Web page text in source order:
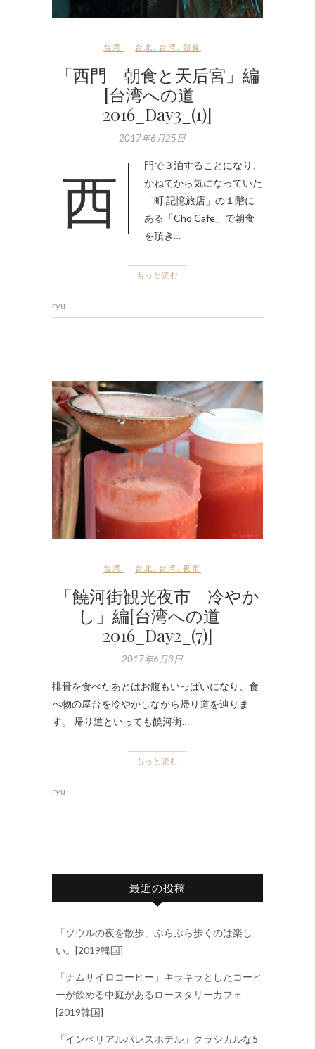
台湾 台北 台湾 朝食
「西門 朝食と天后宮」編
[台湾への道
2016_Day3_(1)]
2017年6月25日
西門で３泊することになり、
かねてから気になっていた
「町.記憶旅店」の１階に
ある「Cho Cafe」で朝食
を頂き…
もっと読む
ryu
台湾 台北 台湾 夜市
「饒河街観光夜市 冷やか
し」編[台湾への道
2016_Day2_(7)]
2017年6月3日
排骨を食べたあとはお腹もいっぱいになり、食
べ物の屋台を冷やかしながら帰り道を辿りま
す。 帰り道といっても饒河街…
もっと読む
ryu
最近の投稿
「ソウルの夜を散歩」ぶらぶら歩くのは楽し
い。[2019韓国]
「ナムサイロコーヒー」キラキラとしたコーヒ
ーが飲める中庭があるロースタリーカフェ
[2019韓国]
「インペリアルパレスホテル」クラシカルな5